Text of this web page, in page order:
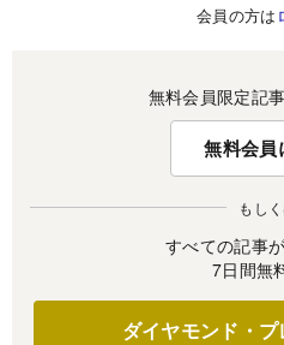
会員の方は
無料会員限定記
無料会員
もし
すべての記事
7日間無
ダイヤモンド・